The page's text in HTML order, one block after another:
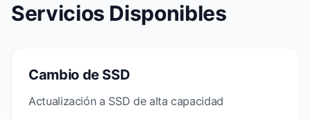
Servicios Disponibles
Cambio de SSD
Actualización a SSD de alta capacidad